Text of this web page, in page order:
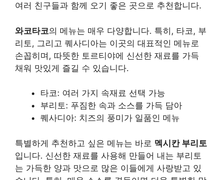
여러 친구들과 함께 오기 좋은 곳으로 추천합니다.
와코타코의 메뉴는 매우 다양합니다. 특히, 타코, 부
리토 , 그리고 퀘사디아는 이곳의 대표적인 메뉴로
손꼽히며, 따뜻한 토르티야에 신선한 재료를 가득
채워 맛있게 즐길 수 있습니다.
타코: 여러 가지 속재료 선택 가능
부리토: 푸짐한 속과 소스를 가득 담아
퀘사디아: 치즈의 풍미가 일품인 메뉴
특별하게 추천하고 싶은 메뉴는 바로 멕시칸 부리토
입니다. 신선한 재료를 사용해 만들어 내는 부리토
는 가득한 양과 맛으로 많은 이들에게 사랑받고 있